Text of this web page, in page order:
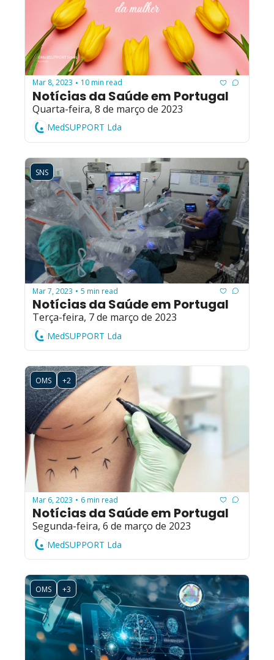
Mar 8, 2023 • 10 min read
Notícias da Saúde em Portugal
Quarta-feira, 8 de março de 2023
MedSUPPORT Lda
SNS
Mar 7, 2023 • 5 min read
Notícias da Saúde em Portugal
Terça-feira, 7 de março de 2023
MedSUPPORT Lda
OMS +2
Mar 6, 2023 • 6 min read
Notícias da Saúde em Portugal
Segunda-feira, 6 de março de 2023
MedSUPPORT Lda
OMS +3